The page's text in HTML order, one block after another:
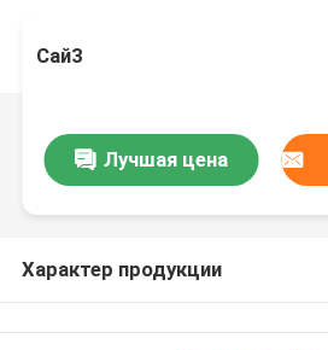
Сай3
Лучшая цена
Характер продукции